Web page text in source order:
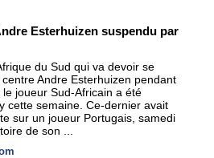
Esterhuizen suspendu par
du Sud qui va devoir se
Andre Esterhuizen pendant
joueur Sud-Africain a été
cette semaine. Ce-dernier avait
sur un joueur Portugais, samedi
de son ...